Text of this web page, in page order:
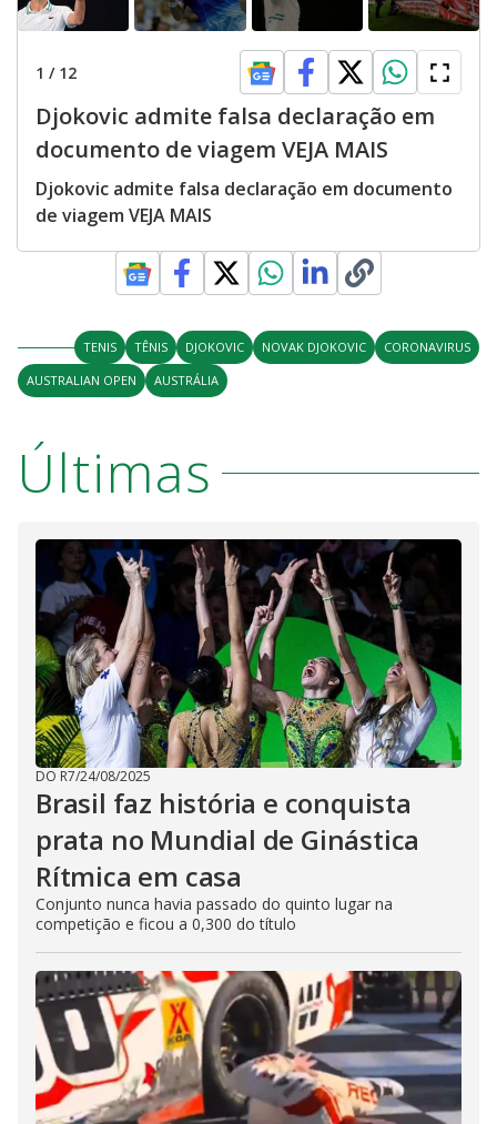
1 / 12
Djokovic admite falsa declaração em
documento de viagem VEJA MAIS
Djokovic admite falsa declaração em documento
de viagem VEJA MAIS
TENIS TÊNIS DJOKOVIC NOVAK DJOKOVIC
CORONAVIRUS
AUSTRALIAN OPEN
AUSTRÁLIA
Últimas
DO R7/24/08/2025
Brasil faz história e conquista
prata no Mundial de Ginástica
Rítmica em casa
Conjunto nunca havia passado do quinto lugar na
competição e ficou a 0,300 do título